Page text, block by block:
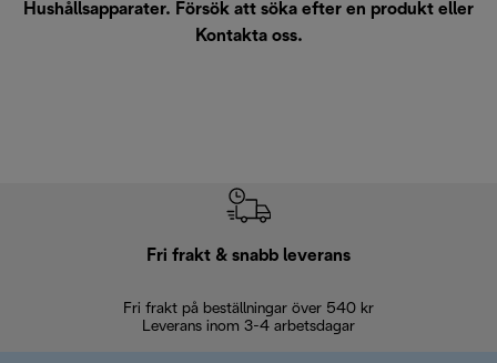
Hushållsapparater. Försök att söka efter en produkt eller
Kontakta oss.
Fri frakt & snabb leverans
Fri frakt på beställningar över 540 kr
Leverans inom 3-4 arbetsdagar